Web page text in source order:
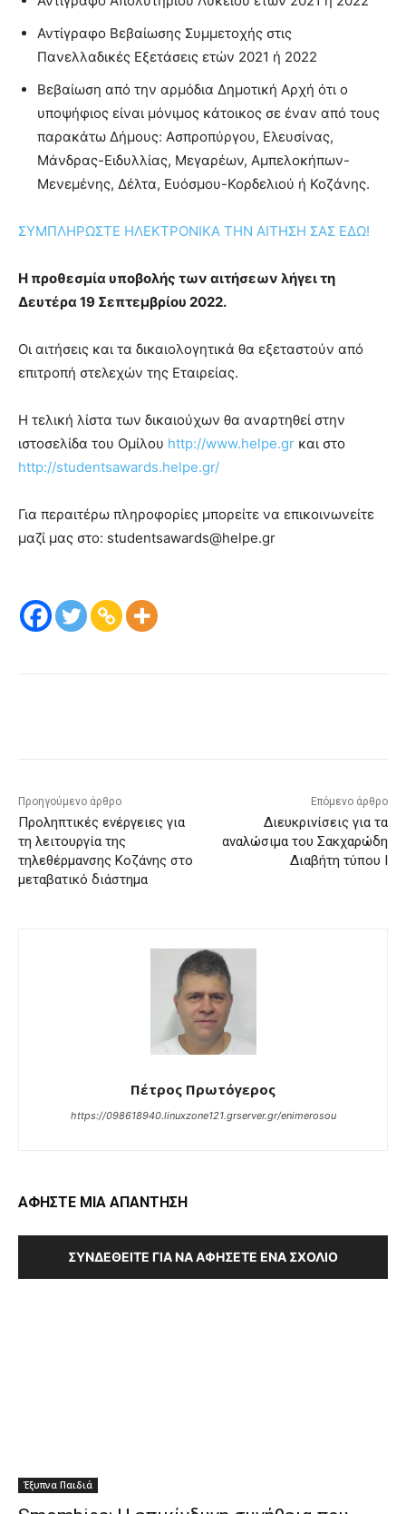
Αντίγραφο Βεβαίωσης Συμμετοχής στις
Πανελλαδικές Εξετάσεις ετών 2021 ή 2022
Βεβαίωση από την αρμόδια Δημοτική Αρχή ότι ο
υποψήφιος είναι μόνιμος κάτοικος σε έναν από τους
παρακάτω Δήμους: Ασπροπύργου, Ελευσίνας,
Μάνδρας-Ειδυλλίας, Μεγαρέων, Αμπελοκήπων-
Μενεμένης, Δέλτα, Ευόσμου-Κορδελιού ή Κοζάνης.
ΣΥΜΠΛΗΡΩΣΤΕ ΗΛΕΚΤΡΟΝΙΚΑ ΤΗΝ ΑΙΤΗΣΗ ΣΑΣ ΕΔΩ!
Η προθεσμία υποβολής των αιτήσεων λήγει τη
Δευτέρα 19 Σεπτεμβρίου 2022.
Οι αιτήσεις και τα δικαιολογητικά θα εξεταστούν από
επιτροπή στελεχών της Εταιρείας.
Η τελική λίστα των δικαιούχων θα αναρτηθεί στην
ιστοσελίδα του Ομίλου http://www.helpe.gr και στο
http://studentsawards.helpe.gr/
Για περαιτέρω πληροφορίες μπορείτε να επικοινωνείτε
μαζί μας στο: studentsawards@helpe.gr
Προηγούμενο άρθρο
Προληπτικές ενέργειες για
τη λειτουργία της
τηλεθέρμανσης Κοζάνης στο
μεταβατικό διάστημα
Επόμενο άρθρο
Διευκρινίσεις για τα
αναλώσιμα του Σακχαρώδη
Διαβήτη τύπου Ι
Πέτρος Πρωτόγερος
https://098618940.linuxzone121.grserver.gr/enimerosou
ΑΦΗΣΤΕ ΜΙΑ ΑΠΑΝΤΗΣΗ
ΣΥΝΔΕΘΕΊΤΕ ΓΙΑ ΝΑ ΑΦΉΣΕΤΕ ΈΝΑ ΣΧΌΛΙΟ
Έξυπνα Παιδιά